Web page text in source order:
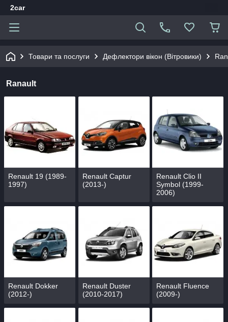
2car
Товари та послуги Дефлектори вікон (Вітровики)
Ranault
Renault 19 (1989-
1997)
Renault Captur
(2013-)
Renault Clio II
Symbol (1999-
2006)
Renault Dokker
(2012-)
Renault Duster
(2010-2017)
Renault Fluence
(2009-)